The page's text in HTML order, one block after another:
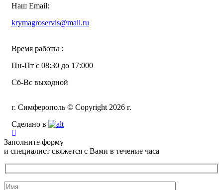
Наш Email:
krymagroservis@mail.ru
Время работы :
Пн-Пт с 08:30 до 17:000
Сб-Вс выходной
г. Симферополь © Copyright 2026 г.
Сделано в
Заполните форму
и специалист свяжется с Вами в течение часа